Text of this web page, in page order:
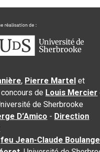
, Pierre Martel et
de Louis Mercier
de Sherbrooke
D’Amico - Direction
feu Jean-Claude